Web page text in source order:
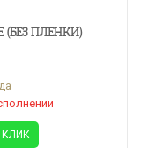
(БЕЗ ПЛЕНКИ)
КЛИК